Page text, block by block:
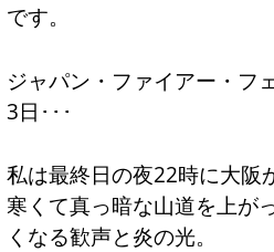
です。
ジャパン・ファイアー・フ
3日･･･
私は最終日の夜22時に大阪
寒くて真っ暗な山道を上が
くなる歓声と炎の光。